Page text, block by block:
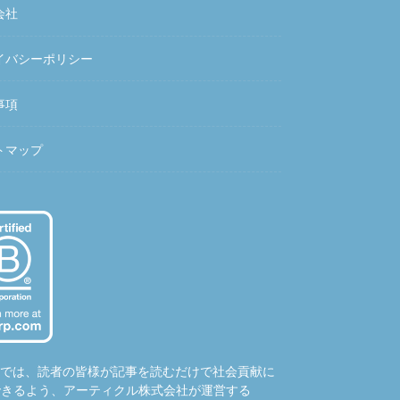
社
バシーポリシー
項
マップ
は、読者の皆様が記事を読むだけで社会貢献に
るよう、アーティクル株式会社が運営する